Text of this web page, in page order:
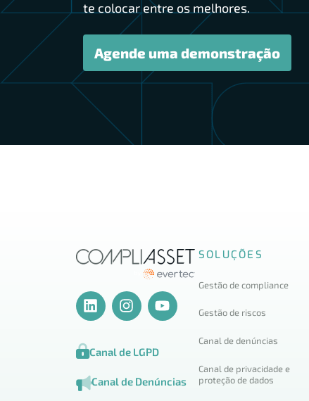
te colocar entre os melhores.
Agende uma demonstração
Canal de LGPD
Canal de Denúncias
SOLUÇÕES
Gestão de compliance
Gestão de riscos
Canal de denúncias
Canal de privacidade e
proteção de dados